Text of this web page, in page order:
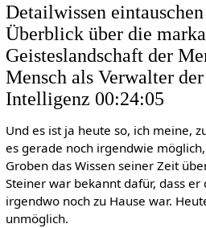
Detailwissen
Überblick über die
Geisteslandschaft der
Mensch als Verwalter
Intelligenz 00:24:05
Und es ist ja heute so, ich meine,
es gerade noch irgendwie
Groben das Wissen seiner Zeit
Steiner war bekannt dafür, dass
irgendwo noch zu Hause war.
unmöglich.